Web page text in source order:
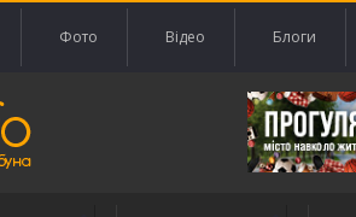
Фото Відео Блоги